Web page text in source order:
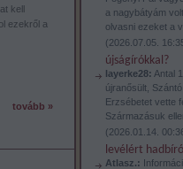
kell
ezekről a
tovább »
a nagybátyám
olvasni ezeket a
(2026.07.05.
újságírókkal?
layerke28: Antal
újranősült,
Erzsébetet vette
Származásuk
(2026.01.14.
levélért
Atlasz.: